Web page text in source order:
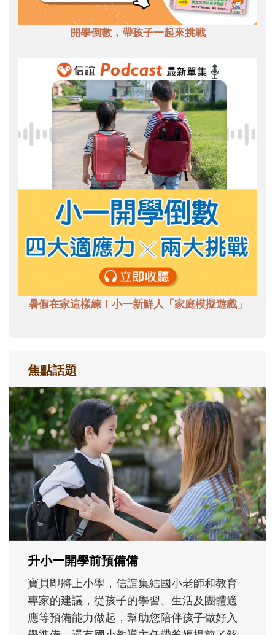
開學倒數，帶孩子一起來挑戰
暑假在家這樣練！小一新鮮人「家庭模擬遊戲」
焦點話題
和孩子一起長大的那個男人│讀懂父親的
不同模樣
沒有人天生就擅長當爸爸！男人總是在一次
次「前所未有」的體驗中，跟著孩子一起長
大。從給予安全感的肢體遊戲，到獨立自
主、角色認同及解決問題的能力養成。爸爸
正嘗試用不同的模樣，參與孩子每個重要的